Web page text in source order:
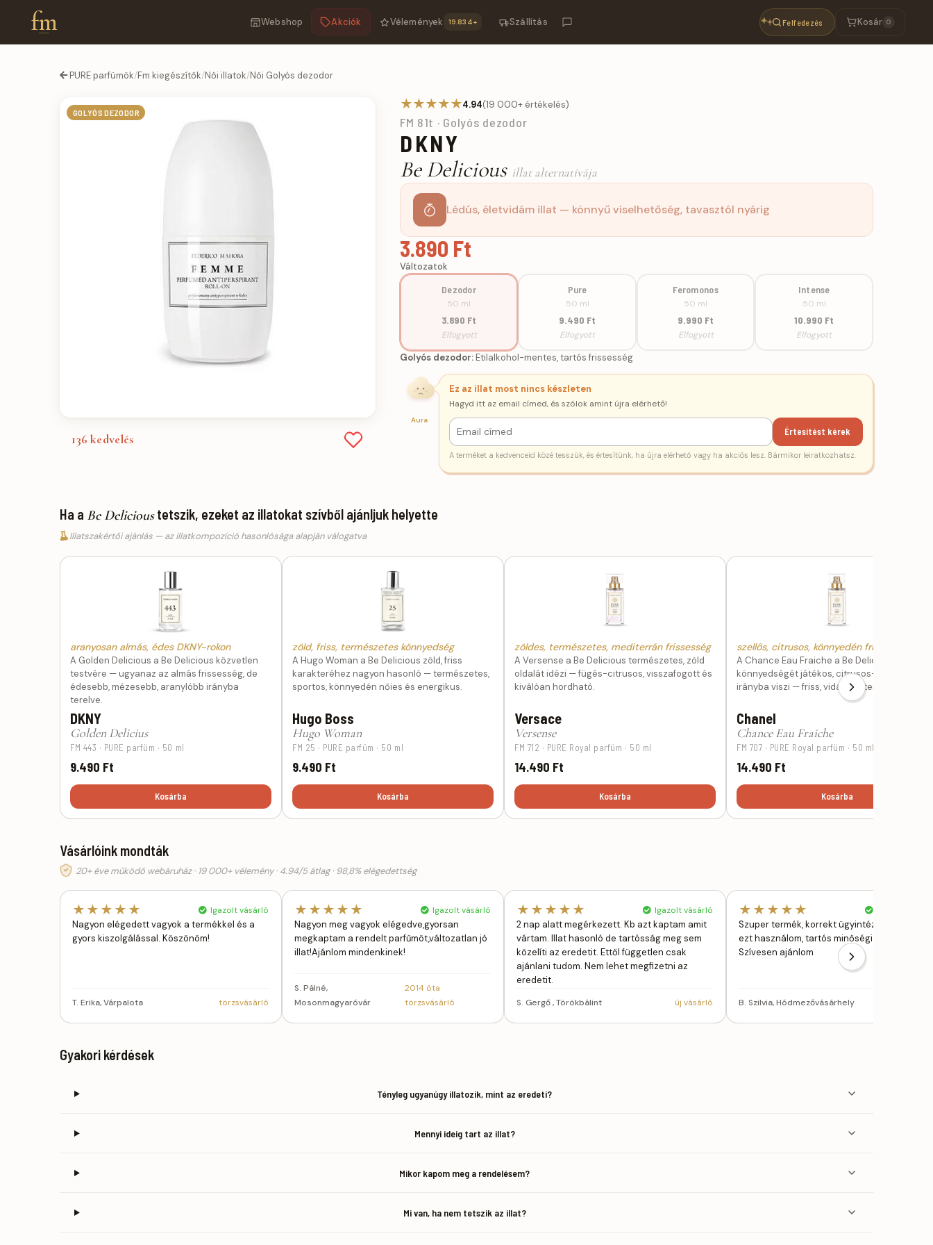
fm Webshop Akciók Vélemények 19.834+ Szállítás Felfedezés Kosár 0
PURE parfümök/Fm kiegészítők/Női illatok/Női Golyós dezodor
GOLYÓS DEZODOR
136 kedvelés
★★★★★4.94(19 000+ értékelés)
FM 81t · Golyós dezodor
DKNY
Be Delicious illat alternatívája
Lédús, életvidám illat — könnyű viselhetőség, tavasztól nyárig
3.890 Ft
Változatok
Dezodor
50 ml
3.890 Ft
Elfogyott
Pure
50 ml
9.490 Ft
Elfogyott
Feromonos
50 ml
9.990 Ft
Elfogyott
Intense
50 ml
10.990 Ft
Elfogyott
Golyós dezodor:Etilalkohol-mentes, tartós frissesség
Aura
Ez az illat most nincs készleten
Hagyd itt az email címed, és szólok amint újra elérhető!
Értesítést kérek
A terméket a kedvenceid közé tesszük, és értesítünk, ha újra elérhető vagy ha akciós lesz. Bármikor leiratkozhatsz.
Ha a Be Delicioustetszik, ezeket az illatokat szívből ajánljuk helyette
Illatszakértői ajánlás — az illatkompozíció hasonlósága alapján válogatva
aranyosan almás, édes DKNY-rokon
A Golden Delicious a Be Delicious közvetlen
testvére — ugyanaz az almás frissesség, de
édesebb, mézesebb, aranylóbb irányba
terelve.
DKNY
Golden Delicius
FM 443 · PURE parfüm · 50 ml
9.490 Ft
Kosárba
zöld, friss, természetes könnyedség
A Hugo Woman a Be Delicious zöld, friss
karakteréhez nagyon hasonló — természetes,
sportos, könnyedén nőies és energikus.
Hugo Boss
Hugo Woman
FM 25 · PURE parfüm · 50 ml
9.490 Ft
Kosárba
zöldes, természetes, mediterrán frissesség
A Versense a Be Delicious természetes, zöld
oldalát idézi — fügés-citrusos, visszafogott és
kiválóan hordható.
Versace
Versense
FM 712 · PURE Royal parfüm · 50 ml
14.490 Ft
Kosárba
szellős, citrusos, könnyedén friss
A Chance Eau Fraiche a Be Delicious
könnyedségét játékos, citrusos-zöldes
irányba viszi — friss, vidám és természetes.
Chanel
Chance Eau Fraiche
FM 707 · PURE Royal parfüm · 50 ml
14.490 Ft
Kosárba
Vásárlóink mondták
20+ éve működő webáruház · 19 000+ vélemény · 4.94/5 átlag · 98,8% elégedettség
★★★★★ Igazolt vásárló
Nagyon elégedett vagyok a termékkel és a
gyors kiszolgálással. Köszönöm!
T. Erika, Várpalota törzsvásárló
★★★★★ Igazolt vásárló
Nagyon meg vagyok elégedve,gyorsan
megkaptam a rendelt parfűmöt,változatlan jó
illat!Ajánlom mindenkinek!
S. Pálné,
Mosonmagyaróvár
2014 óta
törzsvásárló
★★★★★ Igazolt vásárló
2 nap alatt megérkezett. Kb azt kaptam amit
vártam. Illat hasonló de tartósság meg sem
közelíti az eredetit. Ettől független csak
ajánlani tudom. Nem lehet megfizetni az
eredetit.
S. Gergő , Törökbálint új vásárló
★★★★★
Szuper termék, korrekt ügyintézés! Évek óta
ezt használom, tartós minőségi termékek!
Szívesen ajánlom
B. Szilvia, Hódmezővásárhely
Gyakori kérdések
Tényleg ugyanúgy illatozik, mint az eredeti?
Mennyi ideig tart az illat?
Mikor kapom meg a rendelésem?
Mi van, ha nem tetszik az illat?